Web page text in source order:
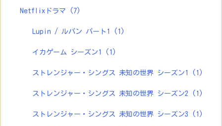
Netflixドラマ (7)
Lupin / ルパン パート1 (1)
イカゲーム シーズン1 (1)
ストレンジャー・シングス 未知の世界 シーズン1 (1)
ストレンジャー・シングス 未知の世界 シーズン2 (1)
ストレンジャー・シングス 未知の世界 シーズン3 (1)